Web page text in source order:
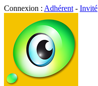
Connexion : Adhérent - Invité